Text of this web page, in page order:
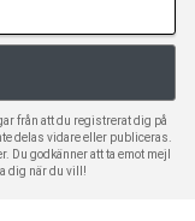
från att du registrerat dig på
delas vidare eller publiceras.
Du godkänner att ta emot mejl
dig när du vill!